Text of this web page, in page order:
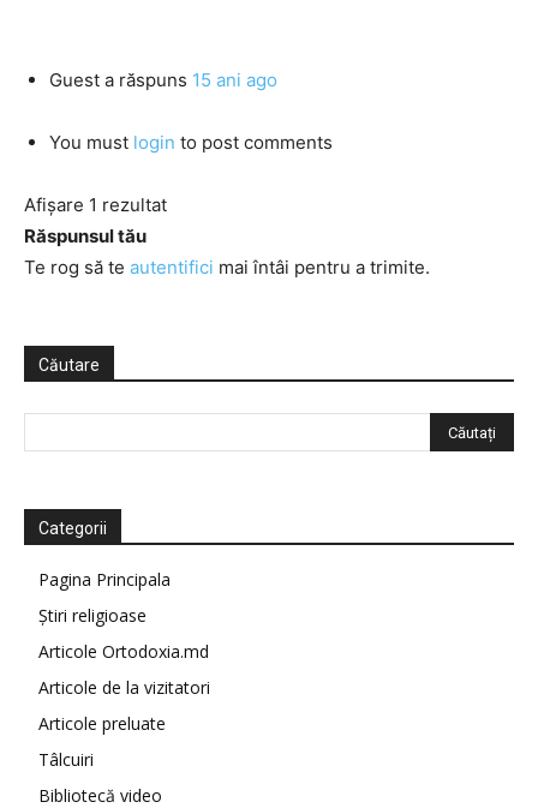
Guest a răspuns 15 ani ago
You must login to post comments
Afișare 1 rezultat
Răspunsul tău
Te rog să te autentifici mai întâi pentru a trimite.
Căutare
Categorii
Pagina Principala
Știri religioase
Articole Ortodoxia.md
Articole de la vizitatori
Articole preluate
Tâlcuiri
Bibliotecă video